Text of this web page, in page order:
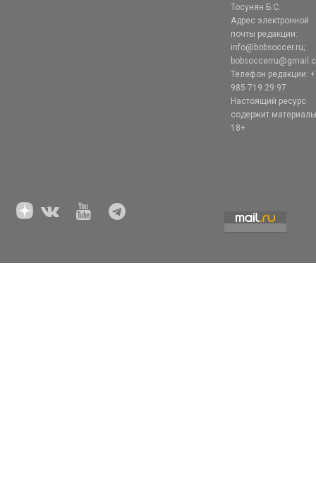
Тосунян Б.С.
Адрес электронной
почты редакции:
info@bobsoccer.ru;
Телефон редакции:
985 719 29 97
Настоящий ресурс
содержит
18+